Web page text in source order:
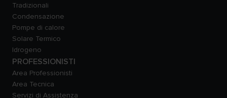
Tradizionali
Condensazione
Pompe di calore
Solare Termico
Idrogeno
PROFESSIONISTI
Area Professionisti
Area Tecnica
Servizi di Assistenza